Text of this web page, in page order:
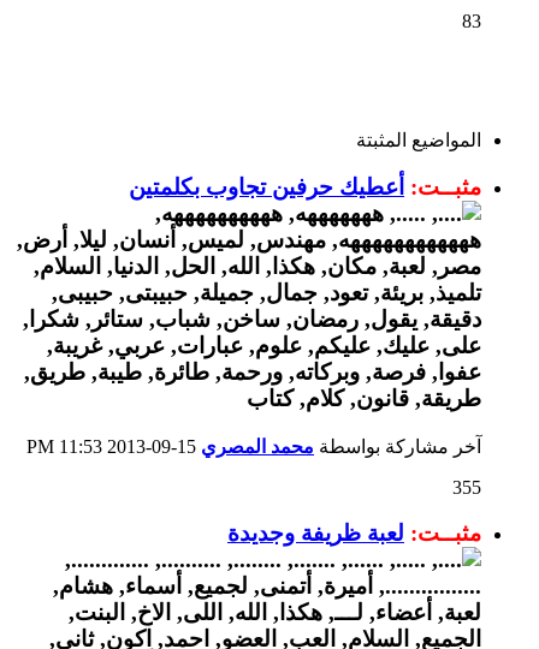
83
المواضيع المثبتة
مثبــت: أعطيك حرفين تجاوب بكلمتين
آخر مشاركة بواسطة محمد المصري
11:53 PM
355
مثبــت: لعبة ظريفة وجديدة